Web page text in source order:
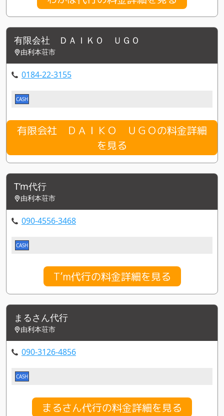
有限会社 ＤＡＩＫＯ ＵＧＯ
由利本荘市
0184-22-3155
CASH
有限会社 ＤＡＩＫＯ ＵＧＯの料金詳細
を見る
T’m代行
由利本荘市
090-4556-3468
CASH
T’m代行の料金詳細を見る
まるさん代行
由利本荘市
090-3126-4856
CASH
まるさん代行の料金詳細を見る